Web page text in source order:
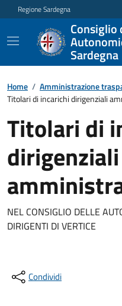
Regione Sardegna
Consiglio
Sardegna
Home / Amministrazione
Titolari di incarichi dirigenziali
Titolari di
dirigenziali
NEL CONSIGLIO DELLE
DIRIGENTI DI VERTICE
Condividi